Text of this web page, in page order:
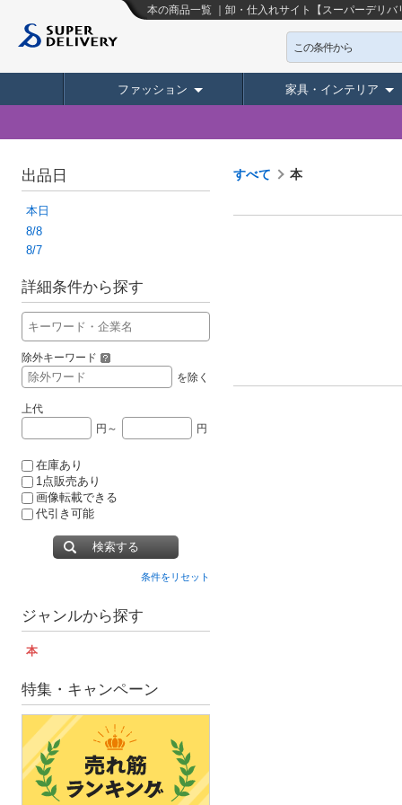
本の商品一覧 ｜卸・仕入れサイト【スーパーデリバ
この条件から
ファッション 家具・インテリア
出品日
本日
8/8
8/7
詳細条件から探す
除外キーワード
を除く
上代
円～
円
在庫あり
1点販売あり
画像転載できる
代引き可能
検索する
条件をリセット
ジャンルから探す
本
特集・キャンペーン
すべて 本